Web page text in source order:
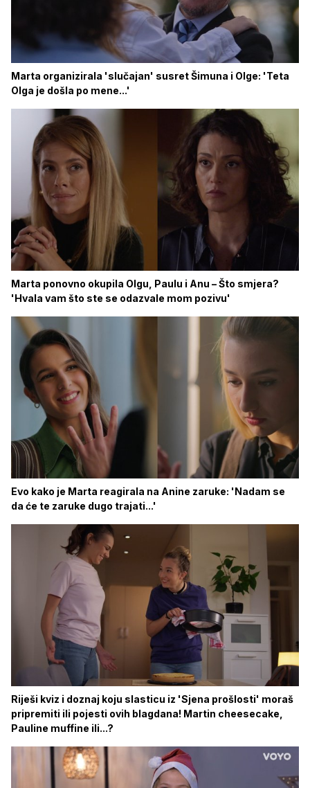
Marta organizirala 'slučajan' susret Šimuna i Olge: 'Teta
Olga je došla po mene...'
Marta ponovno okupila Olgu, Paulu i Anu – Što smjera?
'Hvala vam što ste se odazvale mom pozivu'
Evo kako je Marta reagirala na Anine zaruke: 'Nadam se
da će te zaruke dugo trajati...'
Riješi kviz i doznaj koju slasticu iz 'Sjena prošlosti' moraš
pripremiti ili pojesti ovih blagdana! Martin cheesecake,
Pauline muffine ili...?